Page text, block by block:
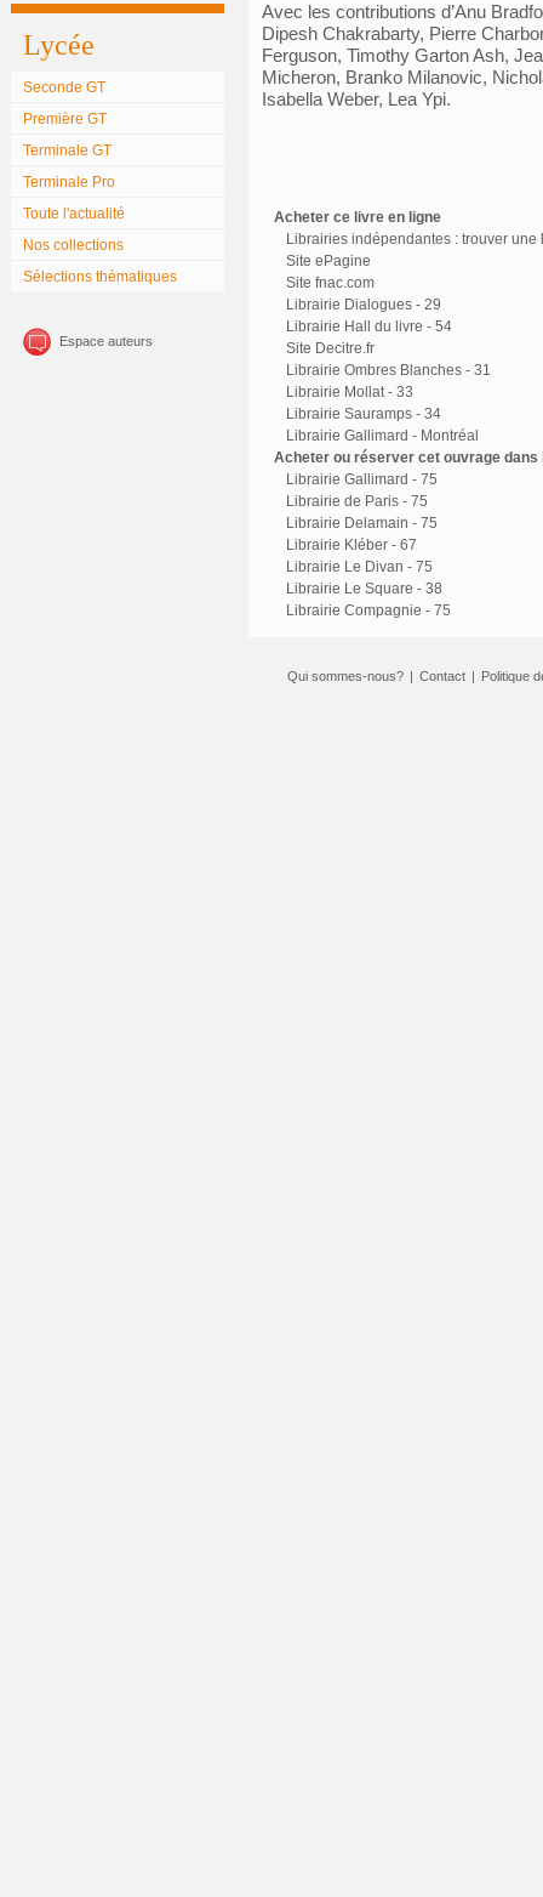
Lycée
Seconde GT
Première GT
Terminale GT
Terminale Pro
Toute l'actualité
Nos collections
Sélections thématiques
Espace auteurs
Avec les contributions d’Anu
Dipesh Chakrabarty, Pierre
Ferguson, Timothy Garton Ash,
Micheron, Branko Milanovic,
Isabella Weber, Lea Ypi.
Acheter ce livre en ligne
Librairies indépendantes : trouver une
Site ePagine
Site fnac.com
Librairie Dialogues - 29
Librairie Hall du livre - 54
Site Decitre.fr
Librairie Ombres Blanches - 31
Librairie Mollat - 33
Librairie Sauramps - 34
Librairie Gallimard - Montréal
Acheter ou réserver cet ouvrage
Librairie Gallimard - 75
Librairie de Paris - 75
Librairie Delamain - 75
Librairie Kléber - 67
Librairie Le Divan - 75
Librairie Le Square - 38
Librairie Compagnie - 75
Qui sommes-nous? | Contact | Politique